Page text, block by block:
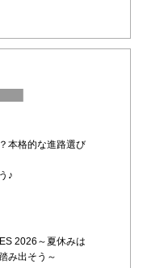
本格的な進路選び
♪
2026～夏休みは
み出そう～